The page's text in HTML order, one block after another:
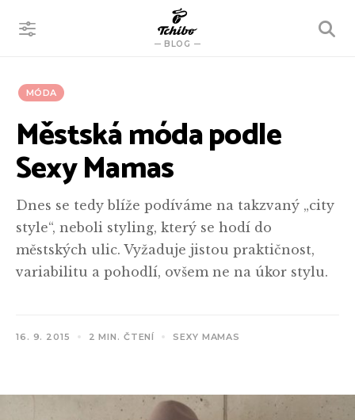
BLOG
VYHLEDÁVÁNÍ
MÓDA
Městská móda podle
Sexy Mamas
Dnes se tedy blíže podíváme na takzvaný „city
style“, neboli styling, který se hodí do
městských ulic. Vyžaduje jistou praktičnost,
variabilitu a pohodlí, ovšem ne na úkor stylu.
16. 9. 2015 2 MIN. ČTENÍ SEXY MAMAS